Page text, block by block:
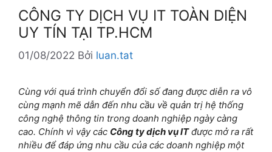
CÔNG TY DỊCH VỤ IT TOÀN DIỆN
UY TÍN TẠI TP.HCM
01/08/2022 Bởi luan.tat
Cùng với quá trình chuyển đổi số đang được diễn ra vô
cùng mạnh mẽ dẫn đến nhu cầu về quản trị hệ thống
công nghệ thông tin trong doanh nghiệp ngày càng
cao. Chính vì vậy các Công ty dịch vụ ITđược mở ra rất
nhiều để đáp ứng nhu cầu của các doanh nghiệp một